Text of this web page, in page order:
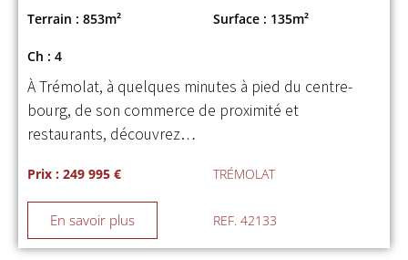
Terrain : 853m² Surface : 135m²
Ch : 4
À Trémolat, à quelques minutes à pied du centre-
bourg, de son commerce de proximité et
restaurants, découvrez…
Prix : 249 995 € TRÉMOLAT
En savoir plus REF. 42133